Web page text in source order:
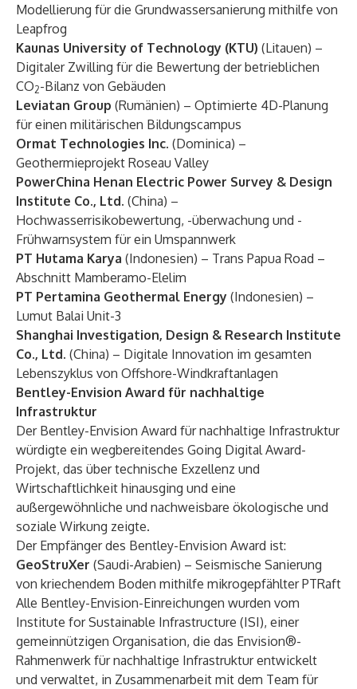
Modellierung für die Grundwassersanierung mithilfe von
Leapfrog
Kaunas University of Technology (KTU) (Litauen) –
Digitaler Zwilling für die Bewertung der betrieblichen
CO2-Bilanz von Gebäuden
Leviatan Group (Rumänien) – Optimierte 4D-Planung
für einen militärischen Bildungscampus
Ormat Technologies Inc. (Dominica) –
Geothermieprojekt Roseau Valley
PowerChina Henan Electric Power Survey & Design
Institute Co., Ltd. (China) –
Hochwasserrisikobewertung, -überwachung und -
Frühwarnsystem für ein Umspannwerk
PT Hutama Karya (Indonesien) – Trans Papua Road –
Abschnitt Mamberamo-Elelim
PT Pertamina Geothermal Energy (Indonesien) –
Lumut Balai Unit-3
Shanghai Investigation, Design & Research Institute
Co., Ltd. (China) – Digitale Innovation im gesamten
Lebenszyklus von Offshore-Windkraftanlagen
Bentley-Envision Award für nachhaltige
Infrastruktur
Der Bentley-Envision Award für nachhaltige Infrastruktur
würdigte ein wegbereitendes Going Digital Award-
Projekt, das über technische Exzellenz und
Wirtschaftlichkeit hinausging und eine
außergewöhnliche und nachweisbare ökologische und
soziale Wirkung zeigte.
Der Empfänger des Bentley-Envision Award ist:
GeoStruXer (Saudi-Arabien) – Seismische Sanierung
von kriechendem Boden mithilfe mikrogepfählter PTRaft
Alle Bentley-Envision-Einreichungen wurden vom
Institute for Sustainable Infrastructure (ISI), einer
gemeinnützigen Organisation, die das Envision®-
Rahmenwerk für nachhaltige Infrastruktur entwickelt
und verwaltet, in Zusammenarbeit mit dem Team für